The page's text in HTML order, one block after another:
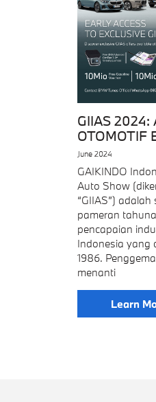
GIIAS 2024:
OTOMOTIF
INDONESIA
HADIR!
June 2024
GAIKINDO
Auto Show
“GIIAS”)
pameran
pencapaian
Indonesia yang
1986.
menanti
Learn